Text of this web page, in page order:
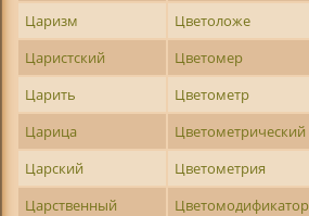
Царизм
Цветоложе
Царистский
Цветомер
Царить
Цветометр
Царица
Цветометрический
Царский
Цветометрия
Царственный
Цветомодификатор